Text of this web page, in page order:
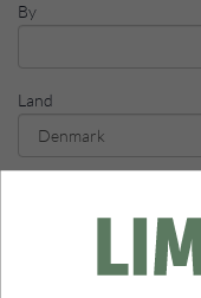
By
Land